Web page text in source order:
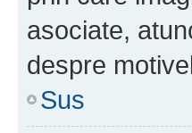
asociate,
despre
Sus